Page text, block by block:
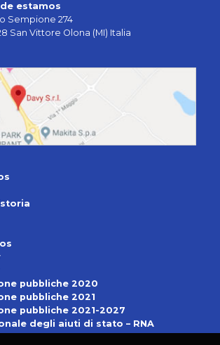
estamos
Sempione 274
San Vittore Olona (MI) Italia
pubbliche 2020
pubbliche 2021
pubbliche 2021-2027
degli aiuti di stato – RNA